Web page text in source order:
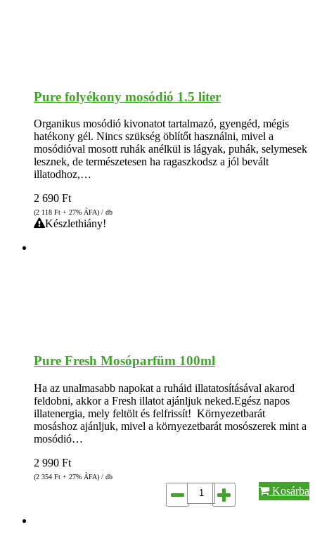
Pure folyékony mosódió 1.5 liter
Organikus mosódió kivonatot tartalmazó, gyengéd, mégis
hatékony gél. Nincs szükség öblítőt használni, mivel a
mosódióval mosott ruhák anélkül is lágyak, puhák, selymesek
lesznek, de természetesen ha ragaszkodsz a jól bevált
illatodhoz,…
2 690 Ft
(2 118 Ft + 27% ÁFA) / db
Készlethiány!
Pure Fresh Mosóparfüm 100ml
Ha az unalmasabb napokat a ruháid illatatosításával akarod
feldobni, akkor a Fresh illatot ajánljuk neked.Egész napos
illatenergia, mely feltölt és felfrissít! Környezetbarát
mosáshoz ajánljuk, mivel a környezetbarát mosószerek mint a
mosódió…
2 990 Ft
(2 354 Ft + 27% ÁFA) / db
Kosárba